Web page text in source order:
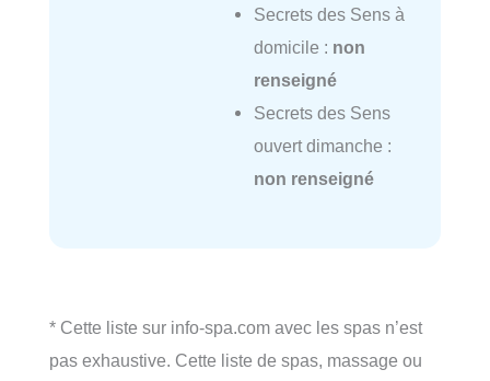
Secrets des Sens à
domicile : non
renseigné
Secrets des Sens
ouvert dimanche :
non renseigné
* Cette liste sur info-spa.com avec les spas n’est
pas exhaustive. Cette liste de spas, massage ou